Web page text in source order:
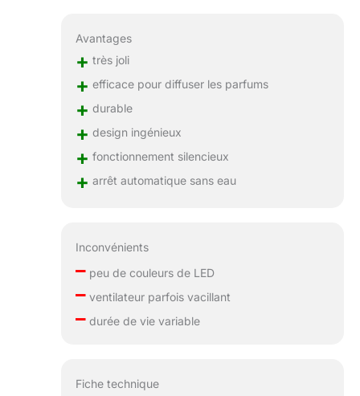
Avantages
+ très joli
+ efficace pour diffuser les parfums
+ durable
+ design ingénieux
+ fonctionnement silencieux
+ arrêt automatique sans eau
Inconvénients
–peu de couleurs de LED
–ventilateur parfois vacillant
–durée de vie variable
Fiche technique